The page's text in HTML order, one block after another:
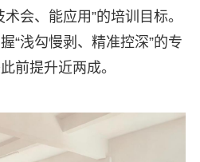
会、能应用”的培训目标。
“浅勾慢剥、精准控深”的专
前提升近两成。